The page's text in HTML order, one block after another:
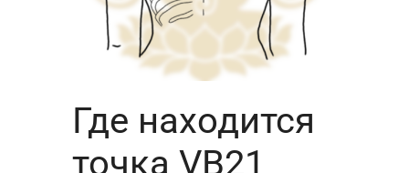
Где находится
точка VB21